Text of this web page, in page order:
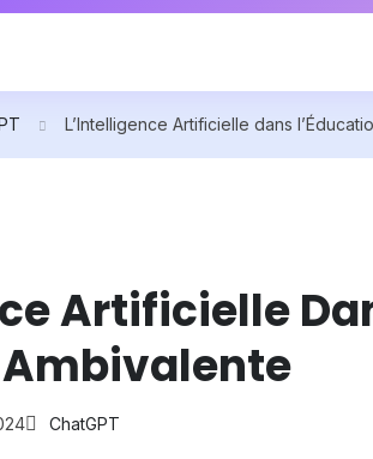
L’Intelligence Artificielle dans
Artificielle
ChatGPT